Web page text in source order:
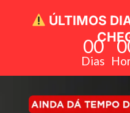
ÚLTIMOS
00
Dias